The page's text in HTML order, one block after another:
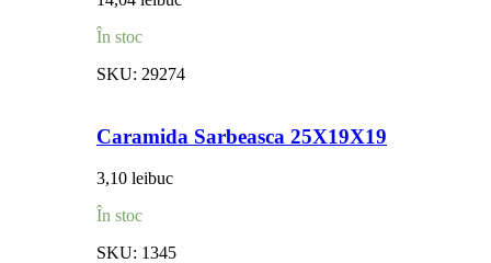
În stoc
SKU: 29274
Caramida Sarbeasca 25X19X19
3,10 leibuc
În stoc
SKU: 1345